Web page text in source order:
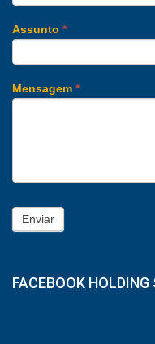
Assunto *
Mensagem *
Enviar
FACEBOOK HOLDING